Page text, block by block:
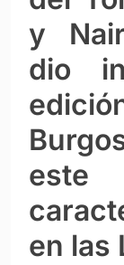
y
dio
este
en las